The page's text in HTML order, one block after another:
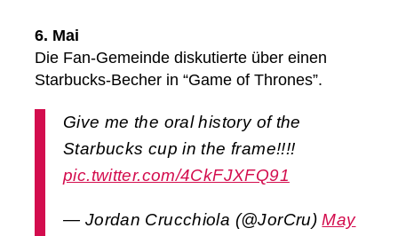
6. Mai
Die Fan-Gemeinde diskutierte über einen
Starbucks-Becher in “Game of Thrones”.
Give me the oral history of the
Starbucks cup in the frame!!!!
pic.twitter.com/4CkFJXFQ91
— Jordan Crucchiola (@JorCru)May